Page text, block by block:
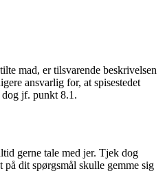
mad, er tilsvarende beskrivelsen
ansvarlig for, at spisestedet
jf. punkt 8.1.
gerne tale med jer. Tjek dog
dit spørgsmål skulle gemme sig